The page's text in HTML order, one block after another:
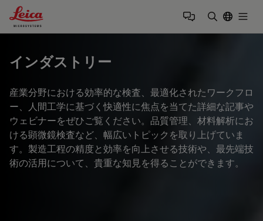
Leica Microsystems Logo
インダストリー
産業分野における効率的な検査、最適化されたワークフロ
ー、人間工学に基づく快適性に焦点を当てた詳細な記事や
ウェビナーをぜひご覧ください。品質管理、材料解析にお
ける顕微鏡検査など、幅広いトピックを取り上げていま
す。製造工程の精度と効率を向上させる技術や、最先端技
術の活用について、貴重な知見を得ることができます。